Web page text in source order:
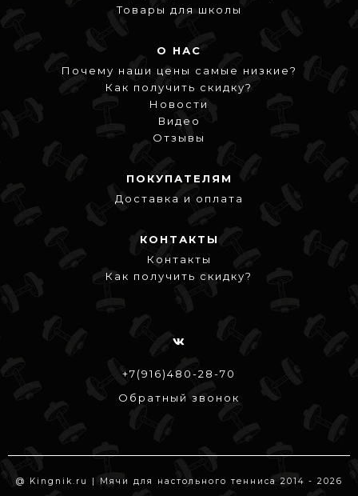
Товары для школы
О НАС
Почему наши цены самые низкие?
Как получить скидку?
Новости
Видео
Отзывы
ПОКУПАТЕЛЯМ
Доставка и оплата
КОНТАКТЫ
Контакты
Как получить скидку?
+7(916)480-28-70
Обратный звонок
@ Kingnik.ru | Мячи для настольного тенниса 2014 - 2026